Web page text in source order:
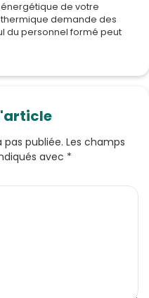
de votre
thermique demande des
du personnel formé peut
publiée. Les champs
avec *